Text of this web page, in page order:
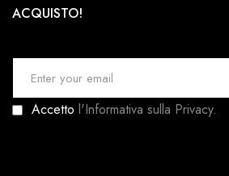
ACQUISTO!
c
Accetto l'Informativa sulla Privacy.